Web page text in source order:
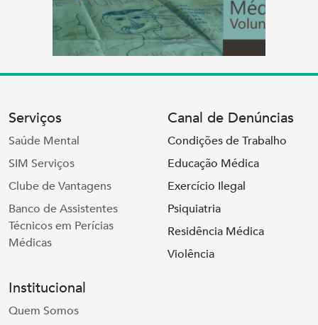
Serviços
Saúde Mental
SIM Serviços
Clube de Vantagens
Banco de Assistentes
Técnicos em Perícias
Médicas
Canal de Denúncias
Condições de Trabalho
Educação Médica
Exercício Ilegal
Psiquiatria
Residência Médica
Violência
Institucional
Quem Somos